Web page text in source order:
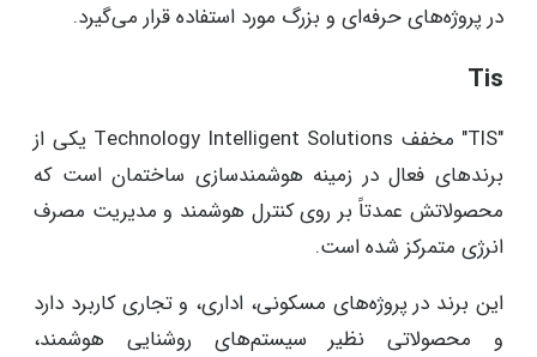
در پروژه‌های حرفه‌ای و بزرگ مورد استفاده قرار می‌گیرد.
Tis
"TIS" مخفف Technology Intelligent Solutions یکی از
برندهای فعال در زمینه هوشمندسازی ساختمان است که
محصولاتش عمدتاً بر روی کنترل هوشمند و مدیریت مصرف
انرژی متمرکز شده است.
این برند در پروژه‌های مسکونی، اداری، و تجاری کاربرد دارد
و محصولاتی نظیر سیستم‌های روشنایی هوشمند،